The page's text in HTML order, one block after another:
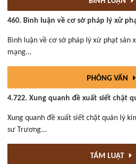
460. Bình luận về cơ sở pháp lý xử
Bình luận về cơ sở pháp lý xử phạt sản
mạng...
PHỎNG VẤN
4.722. Xung quanh đề xuất siết chặt
Xung quanh đề xuất siết chặt quản lý
sư Trương...
TÁM LUẬT